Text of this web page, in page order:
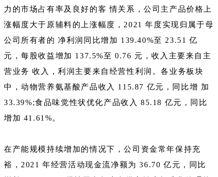
力的市场占有率及良好的客 情关系，公司主产品价格上
涨幅度大于原辅料的上涨幅度，2021 年度实现归属于母
公司所有者的 净利润同比增加 139.40%至 23.51 亿
元，每股收益增加 137.5%至 0.76 元，收入主要来自主
营业务 收入，利润主要来自经营性利润。各业务板块
中，动物营养氨基酸产品收入 115.87 亿元，同比增 加
33.39%;食品味觉性状优化产品收入 85.18 亿元，同比
增加 41.61%。
在产能规模持续增加的情况下，公司资金常年保持充
裕，2021 年经营活动现金流净额为 36.70 亿元，同比